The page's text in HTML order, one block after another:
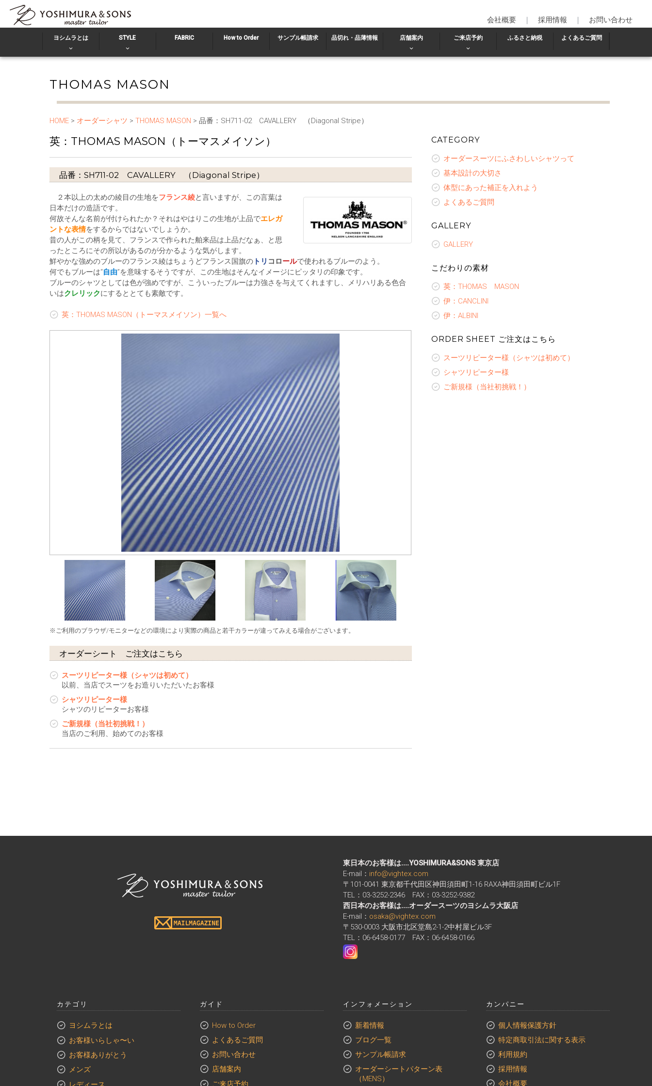
会社概要 ｜ 採用情報 ｜ お問い合わせ
ヨシムラとは STYLE FABRIC How to Order サンプル帳請求 品切れ・品薄情報 店舗案内 ご来店予約 ふるさと納税 よくあるご質問
THOMAS MASON
HOME > オーダーシャツ > THOMAS MASON > 品番：SH711-02 CAVALLERY （Diagonal Stripe）
英：THOMAS MASON（トーマスメイソン）
品番：SH711-02 CAVALLERY （Diagonal Stripe）
２本以上の太めの綾目の生地をフランス綾と言いますが、この言葉は
日本だけの造語です。
何故そんな名前が付けられたか？それはやはりこの生地が上品でエレガ
ントな表情をするからではないでしょうか。
昔の人がこの柄を見て、フランスで作られた舶来品は上品だなぁ、と思
ったところにその所以があるのが分かるような気がします。
鮮やかな強めのブルーのフランス綾はちょうどフランス国旗の トリ コロールで使われるブルーのよう。
何でもブルーは“自由”を意味するそうですが、この生地はそんなイメージにピッタリの印象です。
ブルーのシャツとしては色が強めですが、こういったブルーは力強さを与えてくれますし、メリハリある色合
いはクレリックにするととても素敵です。
英：THOMAS MASON（トーマスメイソン）一覧へ
※ご利用のブラウザ/モニターなどの環境により実際の商品と若干カラーが違ってみえる場合がございます。
オーダーシート ご注文はこちら
スーツリピーター様（シャツは初めて）
以前、当店でスーツをお造りいただいたお客様
シャツリピーター様
シャツのリピーターお客様
ご新規様（当社初挑戦！）
当店のご利用、始めてのお客様
CATEGORY
オーダースーツにふさわしいシャツって
基本設計の大切さ
体型にあった補正を入れよう
よくあるご質問
GALLERY
GALLERY
こだわりの素材
英：THOMAS MASON
伊：CANCLINI
伊：ALBINI
ORDER SHEET ご注文はこちら
スーツリピーター様（シャツは初めて）
シャツリピーター様
ご新規様（当社初挑戦！）
東日本のお客様は....YOSHIMURA&SONS 東京店
E-mail： info@vightex.com
〒101-0041 東京都千代田区神田須田町1-16 RAXA神田須田町ビル1F
TEL：03-3252-2346 FAX：03-3252-9382
西日本のお客様は....オーダースーツのヨシムラ大阪店
E-mail： osaka@vightex.com
〒530-0003 大阪市北区堂島2-1-2中村屋ビル3F
TEL：06-6458-0177 FAX：06-6458-0166
カテゴリ
ヨシムラとは
歴史
ポリシー
ビッグヴィジョンとの関係性
未来と立ち位置
お客様いらしゃ〜い
お客様ありがとう
メンズ
スーツ
ガイド
How to Order
よくあるご質問
お問い合わせ
店舗案内
東京店
ご来店予約
インフォメーション
新着情報
ブログ一覧
サンプル帳請求
オーダーシートパターン表
（MENS）
カンパニー
個人情報保護方針
特定商取引法に関する表示
利用規約
採用情報
会社概要